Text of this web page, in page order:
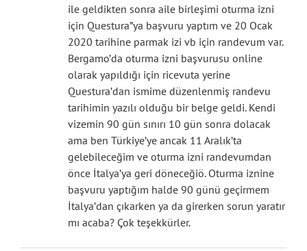
ile geldikten sonra aile birleşimi oturma izni
için Questura”ya başvuru yaptım ve 20 Ocak
2020 tarihine parmak izi vb için randevum var.
Bergamo’da oturma izni başvurusu online
olarak yapıldığı için ricevuta yerine
Questura’dan ismime düzenlenmiş randevu
tarihimin yazılı olduğu bir belge geldi. Kendi
vizemin 90 gün sınırı 10 gün sonra dolacak
ama ben Türkiye’ye ancak 11 Aralık’ta
gelebileceğim ve oturma izni randevumdan
önce İtalya’ya geri döneceğiö. Oturma iznine
başvuru yaptığım halde 90 günü geçirmem
İtalya’dan çıkarken ya da girerken sorun yaratır
mı acaba? Çok teşekkürler.